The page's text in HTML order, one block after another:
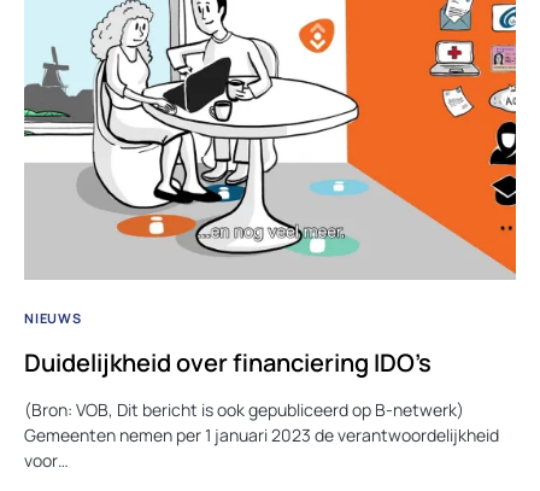
NIEUWS
Duidelijkheid over financiering IDO’s
(Bron: VOB, Dit bericht is ook gepubliceerd op B-netwerk)
Gemeenten nemen per 1 januari 2023 de verantwoordelijkheid
voor…